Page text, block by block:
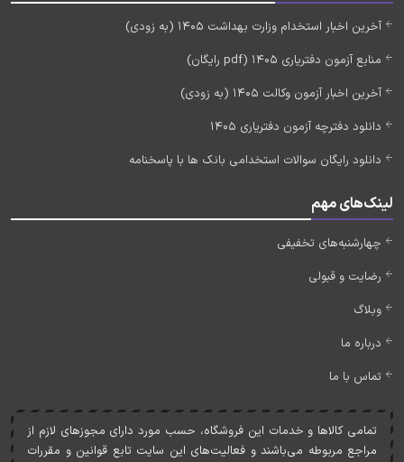
آخرین اخبار استخدام وزارت بهداشت 1405 (به زودی)
منابع آزمون دفتریاری 1405 (pdf رایگان)
آخرین اخبار آزمون وکالت 1405 (به زودی)
دانلود دفترچه آزمون دفتریاری 1405
دانلود رایگان سوالات استخدامی بانک ها با پاسخنامه
لینک‌های مهم
چهارشنبه‌های تخفیفی
رضایت و قبولی
وبلاگ
درباره ما
تماس با ما
تمامی کالاها و خدمات اين فروشگاه، حسب مورد دارای مجوزهای لازم از
مراجع مربوطه می‌باشند و فعاليت‌های اين سايت تابع قوانين و مقررات